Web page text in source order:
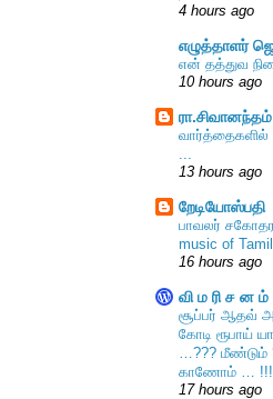
4 hours ago
எழுத்தாளர்
என் தத்துவ
10 hours ago
ரா.சிவானந்தம்
வார்த்தைகளில்
13 hours ago
றேடியோஸ்பதி
பாவலர்
music of
16 hours ago
வி ம ரி ச ன
சூப்பர் ஆதவ்
கோடி ரூபாய்
…??? மீண்டும்
காணோம் … !!!
17 hours ago